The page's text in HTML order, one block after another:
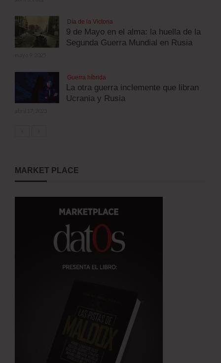
Día de la Victoria
9 de Mayo en el alma: la huella de la
Segunda Guerra Mundial en Rusia
Guerra híbrida
La otra guerra inclemente que libran
Ucrania y Rusia
MARKET PLACE